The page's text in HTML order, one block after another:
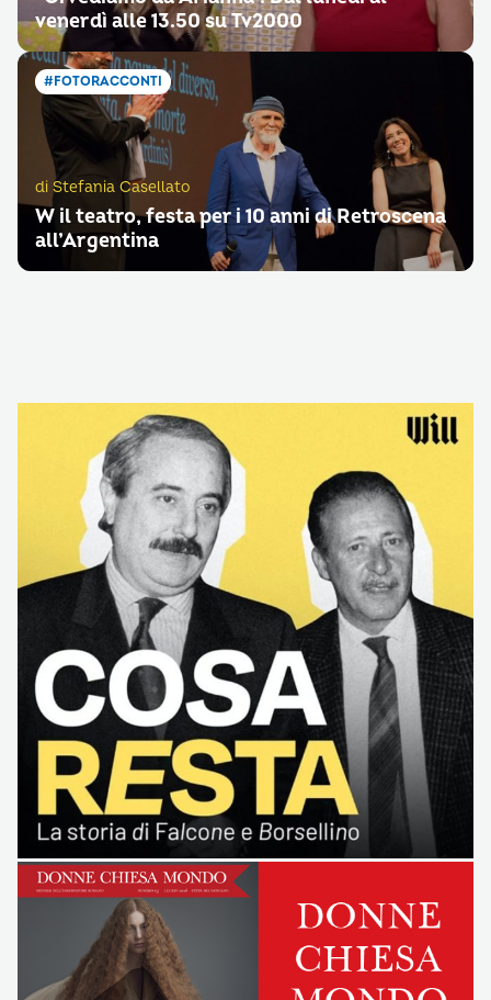
venerdì alle 13.50 su Tv2000
#FOTORACCONTI
di Stefania Casellato
W il teatro, festa per i 10 anni di Retroscena
all’Argentina